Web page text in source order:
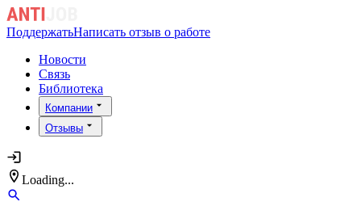
ПоддержатьНаписать отзыв о работе
Новости
Связь
Библиотека
Компании
Отзывы
Loading...